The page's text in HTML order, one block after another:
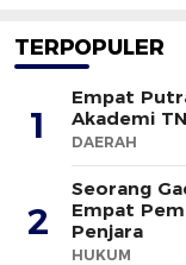
TERPOPULER
1
Empat
Akademi
DAERAH
2
Seorang
Empat
Penjara
HUKUM